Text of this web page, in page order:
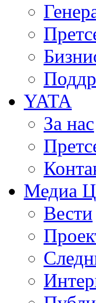
YATA
За нас
Медиа
Вести